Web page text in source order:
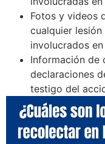
Fotos y videos
cualquier
involucrados
Información de
declaraciones
testigo del